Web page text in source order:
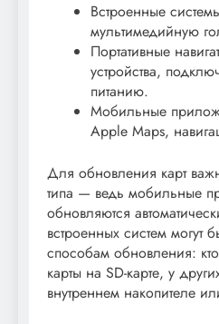
Встроенные
мультимедийную
Портативные
устройства,
питанию.
Мобильные
Apple Maps,
Для обновления карт
типа — ведь мобильные
обновляются
встроенных систем могут
способам обновления:
карты на SD-карте, у
внутреннем накопителе